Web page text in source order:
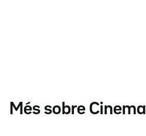
Més sobre Cinema